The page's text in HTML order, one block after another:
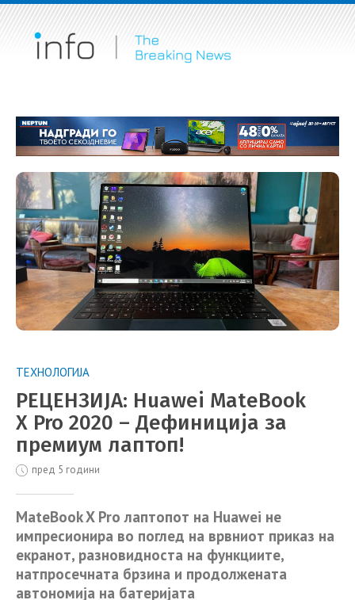
ТЕХНОЛОГИЈА
РЕЦЕНЗИЈА: Huawei MateBook
X Pro 2020 – Дефиниција за
премиум лаптоп!
пред 5 години
MateBook X Pro лаптопот на Huawei не
импресионира во поглед на врвниот приказ на
екранот, разновидноста на функциите,
натпросечната брзина и продолжената
автономија на батеријата